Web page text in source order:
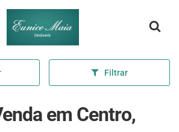
Página inicial
Filtrar
em Centro,